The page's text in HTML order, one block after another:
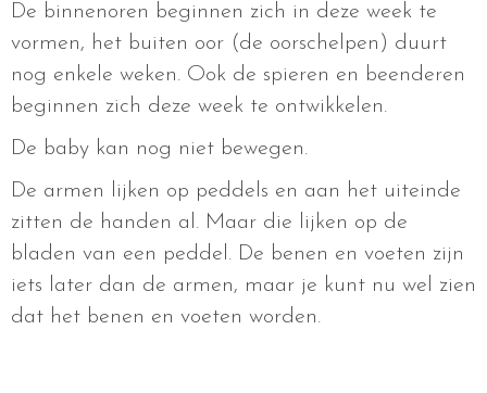
De binnenoren beginnen zich in deze week te
vormen, het buiten oor (de oorschelpen) duurt
nog enkele weken. Ook de spieren en beenderen
beginnen zich deze week te ontwikkelen.
De baby kan nog niet bewegen.
De armen lijken op peddels en aan het uiteinde
zitten de handen al. Maar die lijken op de
bladen van een peddel. De benen en voeten zijn
iets later dan de armen, maar je kunt nu wel zien
dat het benen en voeten worden.